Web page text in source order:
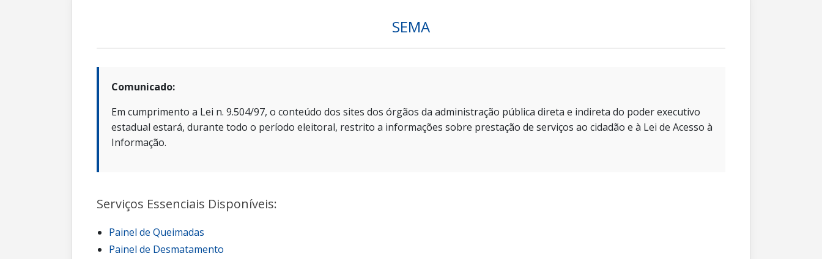
SEMA
Comunicado:
Em cumprimento a Lei n. 9.504/97, o conteúdo dos sites dos órgãos da administração pública direta e indireta do poder executivo
estadual estará, durante todo o período eleitoral, restrito a informações sobre prestação de serviços ao cidadão e à Lei de Acesso à
Informação.
Serviços Essenciais Disponíveis:
Painel de Queimadas
Painel de Desmatamento